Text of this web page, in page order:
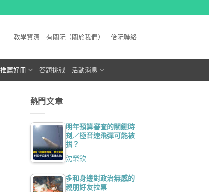
教學資源 有關阮（關於我們） 佮阮聯絡
推薦好冊 答題挑戰 活動消息
熱門文章
明年預算審查的關鍵時
刻／極音速飛彈可能被
擋？
沈榮欽
多和身邊對政治無感的
親朋好友拉票